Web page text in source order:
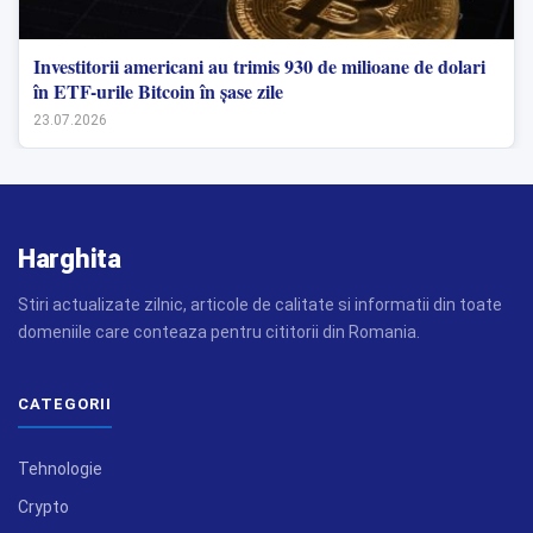
Investitorii americani au trimis 930 de milioane de dolari
în ETF-urile Bitcoin în șase zile
23.07.2026
Harghita
Stiri actualizate zilnic, articole de calitate si informatii din toate
domeniile care conteaza pentru cititorii din Romania.
CATEGORII
Tehnologie
Crypto